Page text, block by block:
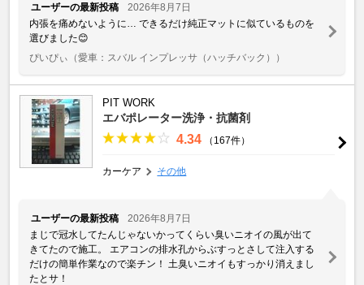
ユーザーの最新投稿
2026年8月7日
内張を痛めないように… できるだけ純正マットに似ているものを
選びました😊
ぴいぴぃ （愛車：スバル インプレッサ（ハッチバック））
PIT WORK
エバポレーター洗浄・抗菌剤
4.34 （167件）
カーケア その他
ユーザーの最新投稿
2026年8月7日
まじで冠水してたんじゃないかってくらい臭いニオイの風が出て
きてたので施工。 エアコンの排水孔からぶすっとさして注入する
だけの簡単作業なので楽チン！ 土臭いニオイもすっかり消えまし
たとサ！